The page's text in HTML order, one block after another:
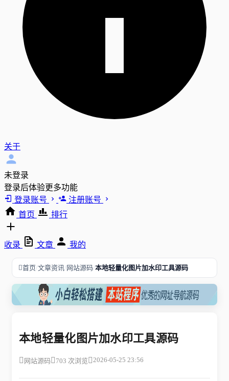
关于
未登录
登录后体验更多功能
登录账号
注册账号
首页
排行
收录 文章 我的
首页/文章资讯/ 网站源码/本地轻量化图片加水印工具源码
本地轻量化图片加水印工具源码
网站源码 703 次浏览 2026-05-25 23:56